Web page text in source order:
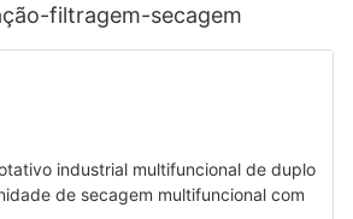
filtragem-secagem